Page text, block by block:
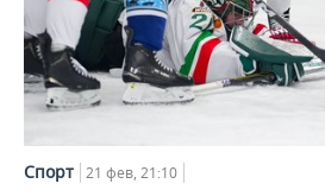
Спорт 21 фев, 21:10